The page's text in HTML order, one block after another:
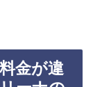
金が違